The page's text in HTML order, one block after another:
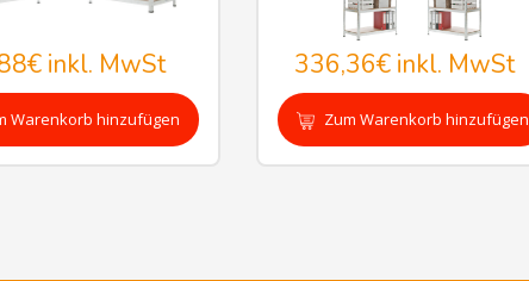
inkl. MwSt
Warenkorb hinzufügen
336,36€inkl. MwSt
Zum Warenkorb hinzufügen